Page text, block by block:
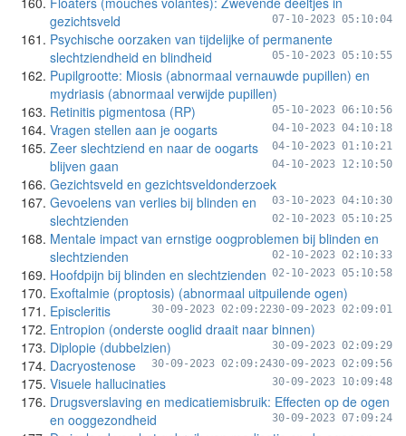
gezichtsveld
07-10-2023 05:10:04
Psychische oorzaken van tijdelijke of permanente
slechtziendheid en blindheid
05-10-2023 05:10:55
Pupilgrootte: Miosis (abnormaal vernauwde pupillen) en
mydriasis (abnormaal verwijde pupillen)
05-10-2023 06:10:56
Retinitis pigmentosa (RP)
04-10-2023 04:10:18
Vragen stellen aan je oogarts
04-10-2023 01:10:21
Zeer slechtziend en naar de oogarts
blijven gaan
04-10-2023 12:10:50
Gezichtsveld en gezichtsveldonderzoek
03-10-2023 04:10:30
Gevoelens van verlies bij blinden en
slechtzienden
02-10-2023 05:10:25
Mentale impact van ernstige oogproblemen bij blinden en
slechtzienden
02-10-2023 02:10:33
Hoofdpijn bij blinden en slechtzienden 02-10-2023 05:10:58
Exoftalmie (proptosis) (abnormaal uitpuilende ogen)
30-09-2023 02:09:01
Episcleritis 30-09-2023 02:09:22
Entropion (onderste ooglid draait naar binnen)
30-09-2023 02:09:29
Diplopie (dubbelzien)
30-09-2023 02:09:56
Dacryostenose 30-09-2023 02:09:24
Visuele hallucinaties 30-09-2023 10:09:48
Drugsverslaving en medicatiemisbruik: Effecten op de ogen
en ooggezondheid
30-09-2023 07:09:24